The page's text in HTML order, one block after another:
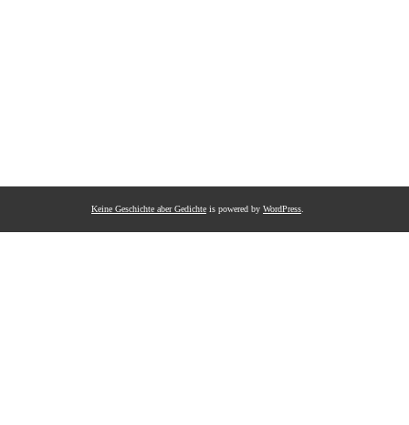
Keine Geschichte aber Gedichte is powered by WordPress